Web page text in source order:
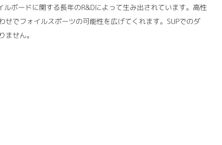
ボードに関する長年のR&Dによって生み出されています。高性
でフォイルスポーツの可能性を広げてくれます。SUPでのダ
せん。